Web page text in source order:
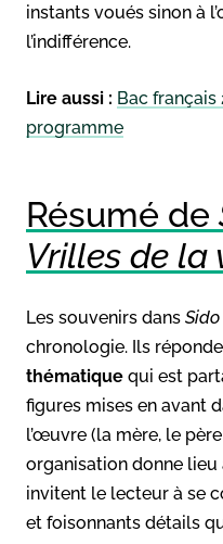
instants voués sinon à
l’indifférence.
Lire aussi : Bac
programme
Résumé de
Vrilles de la
Les souvenirs dans Sido
chronologie. Ils
thématique qui est
figures mises en avant
l’œuvre (la mère, le
organisation donne lieu
invitent le lecteur à se
et foisonnants détails